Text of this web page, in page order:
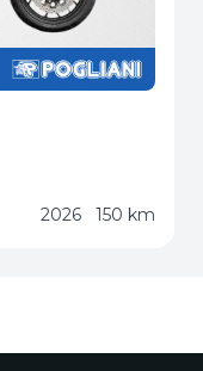
2026 150 km